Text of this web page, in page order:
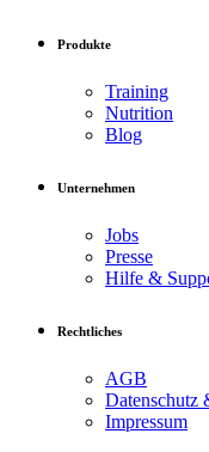
Produkte
Training
Nutrition
Blog
Unternehmen
Jobs
Presse
Hilfe &
Rechtliches
AGB
Datenschutz
Impressum